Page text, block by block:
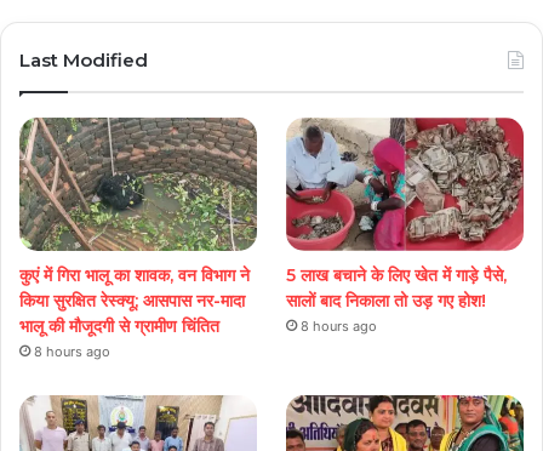
Last Modified
कुएं में गिरा भालू का शावक, वन विभाग ने
किया सुरक्षित रेस्क्यू; आसपास नर-मादा
भालू की मौजूदगी से ग्रामीण चिंतित
8 hours ago
5 लाख बचाने के लिए खेत में गाड़े पैसे,
सालों बाद निकाला तो उड़ गए होश!
8 hours ago